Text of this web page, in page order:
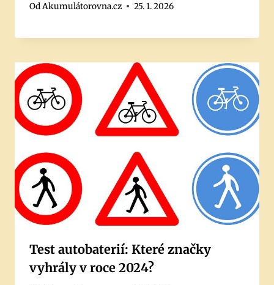
OdAkumulátorovna.cz 25. 1. 2026
Test autobaterií: Které značky
vyhrály v roce 2024?